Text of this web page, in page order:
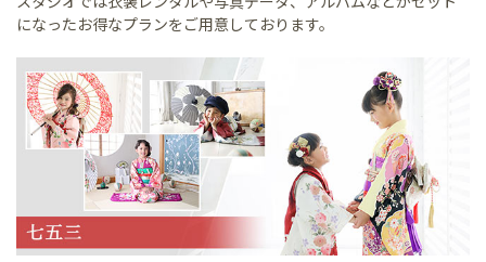
になったお得なプランをご用意しております。